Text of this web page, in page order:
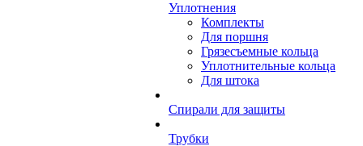
Уплотнения
Комплекты
Для поршня
Грязесъемные кольца
Уплотнительные кольца
Для штока
Спирали для защиты
Трубки